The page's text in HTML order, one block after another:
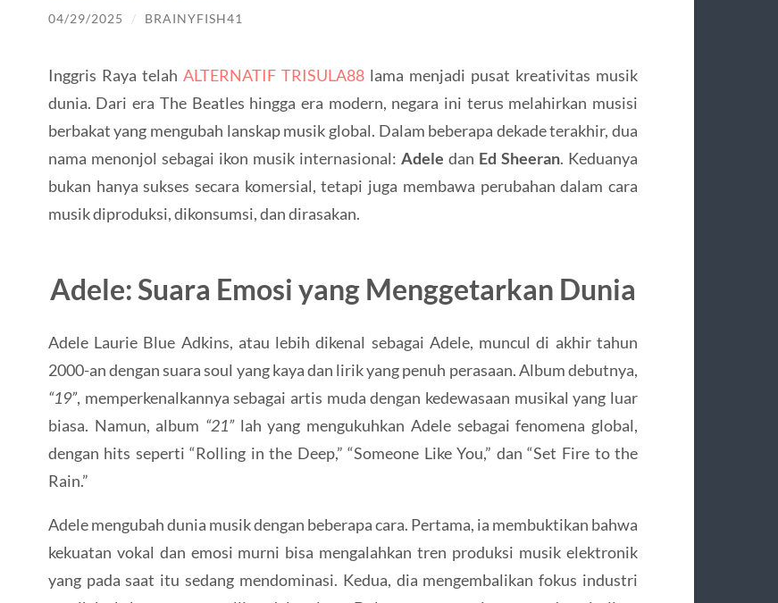
04/29/2025 / BRAINYFISH41
Inggris Raya telah ALTERNATIF TRISULA88lama menjadi pusat kreativitas musik
dunia. Dari era The Beatles hingga era modern, negara ini terus melahirkan musisi
berbakat yang mengubah lanskap musik global. Dalam beberapa dekade terakhir, dua
nama menonjol sebagai ikon musik internasional: Adele dan Ed Sheeran. Keduanya
bukan hanya sukses secara komersial, tetapi juga membawa perubahan dalam cara
musik diproduksi, dikonsumsi, dan dirasakan.
Adele: Suara Emosi yang Menggetarkan Dunia
Adele Laurie Blue Adkins, atau lebih dikenal sebagai Adele, muncul di akhir tahun
2000-an dengan suara soul yang kaya dan lirik yang penuh perasaan. Album debutnya,
“19”, memperkenalkannya sebagai artis muda dengan kedewasaan musikal yang luar
biasa. Namun, album “21”lah yang mengukuhkan Adele sebagai fenomena global,
dengan hits seperti “Rolling in the Deep,” “Someone Like You,” dan “Set Fire to the
Rain.”
Adele mengubah dunia musik dengan beberapa cara. Pertama, ia membuktikan bahwa
kekuatan vokal dan emosi murni bisa mengalahkan tren produksi musik elektronik
yang pada saat itu sedang mendominasi. Kedua, dia mengembalikan fokus industri